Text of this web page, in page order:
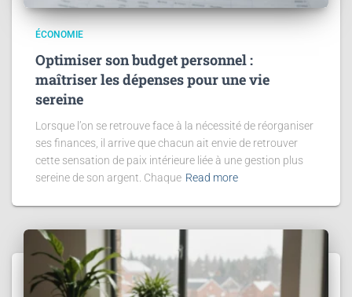
ÉCONOMIE
Optimiser son budget personnel :
maîtriser les dépenses pour une vie
sereine
Lorsque l’on se retrouve face à la nécessité de réorganiser
ses finances, il arrive que chacun ait envie de retrouver
cette sensation de paix intérieure liée à une gestion plus
sereine de son argent. Chaque Read more